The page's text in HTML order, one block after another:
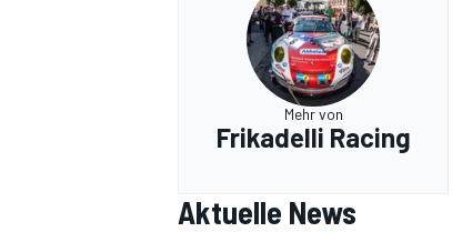
Mehr von
Frikadelli Racing
Aktuelle News